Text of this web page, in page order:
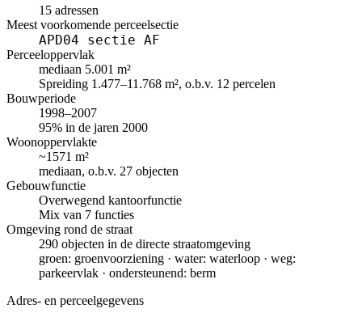
15 adressen
Meest voorkomende perceelsectie
APD04 sectie AF
Perceeloppervlak
mediaan 5.001 m²
Spreiding 1.477–11.768 m², o.b.v. 12 percelen
Bouwperiode
1998–2007
95% in de jaren 2000
Woonoppervlakte
~1571 m²
mediaan, o.b.v. 27 objecten
Gebouwfunctie
Overwegend kantoorfunctie
Mix van 7 functies
Omgeving rond de straat
290 objecten in de directe straatomgeving
groen: groenvoorziening · water: waterloop · weg:
parkeervlak · ondersteunend: berm
Adres- en perceelgegevens